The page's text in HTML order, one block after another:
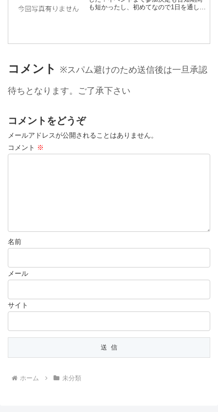
も短かったし、初めてなので1日を通して
コメント ※スパム避けのため送信後は一旦承認
待ちとなります。ご了承下さい
コメントをどうぞ
メールアドレスが公開されることはありません。
コメント ※
名前
メール
サイト
ホーム 未分類